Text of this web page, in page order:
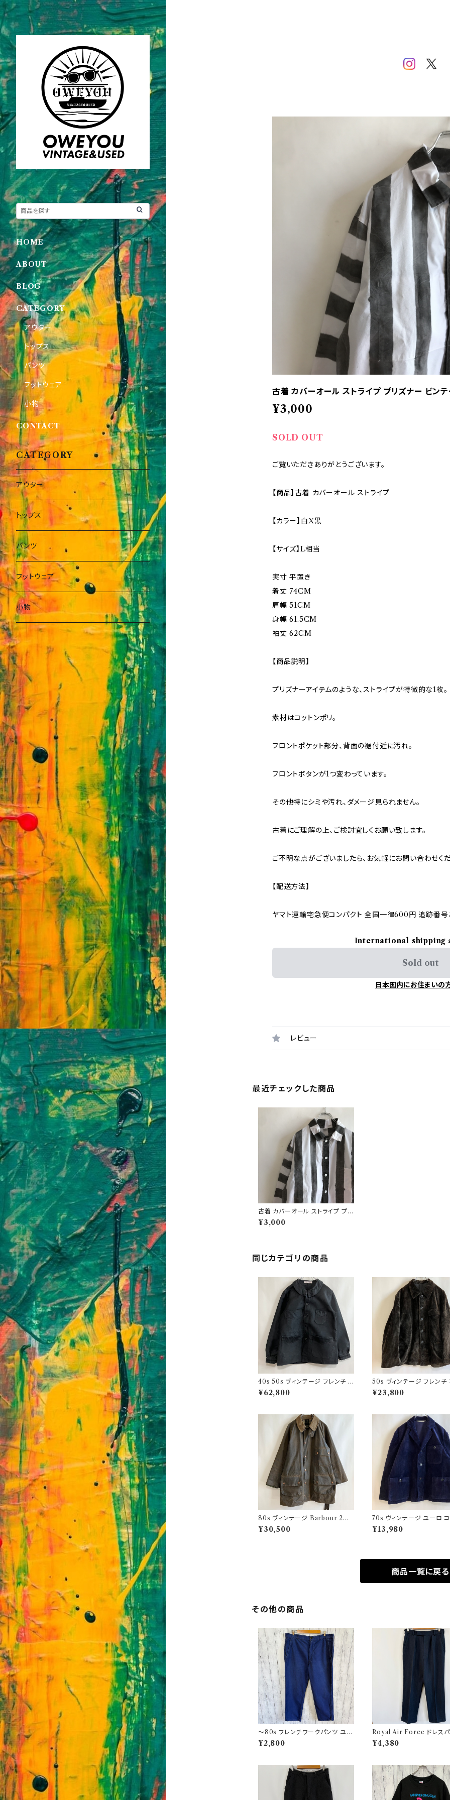
古着 カバーオール ストライプ プリズナー ビン
¥3,000
SOLD OUT
ご覧いただきありがとうございます。
【商品】古着 カバーオール ストライプ
【カラー】白X黒
【サイズ】L相当
実寸 平置き
着丈 74CM
肩幅 51CM
身幅 61.5CM
袖丈 62CM
【商品説明】
プリズナーアイテムのような、ストライプが特徴的な1枚。
素材はコットンポリ。
フロントポケット部分、背面の裾付近に汚れ。
フロントボタンが1つ変わっています。
その他特にシミや汚れ、ダメージ見られません。
古着にご理解の上、ご検討宜しくお願い致します。
ご不明な点がございましたら、お気軽にお問い合わせく
【配送方法】
ヤマト運輸宅急便コンパクト 全国一律600円 追跡番号
International shipping
Sold out
日本国内にお住まいの
レビュー
最近チェックした商品
古着 カバーオール ストライプ プリ
ズナー ビンテージ
¥3,000
同じカテゴリの商品
40s 50s ヴィンテージ フレンチ V
ポケ ブラックモールスキンジャケッ
ト カバーオール
¥62,800
50s ヴィンテージ フレンチ
ュロイジャケット ビンテー
ーマーズジャケット
¥23,800
80s ヴィンテージ Barbour 2ワ
ラント ソルウェイジッパー Solway
Zipper オイルドジャケット
¥30,500
70s ヴィンテージ ユーロ
ロイ セットアップ ビンテー
¥13,980
商品一覧に戻る
その他の商品
〜80s フレンチワークパンツ ユー
ロワーク コットンパンツ
¥2,800
Royal Air Force ドレスパ
イギリス軍 スラックス ミリ
ンツ 8
¥4,380
HOME
ABOUT
BLOG
CATEGORY
アウター
トップス
パンツ
フットウェア
小物
CONTACT
CATEGORY
アウター
トップス
パンツ
フットウェア
小物